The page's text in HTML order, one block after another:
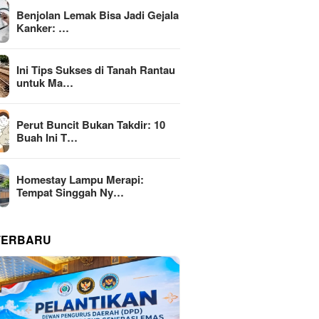
Benjolan Lemak Bisa Jadi Gejala
Kanker: …
Ini Tips Sukses di Tanah Rantau
untuk Ma…
Perut Buncit Bukan Takdir: 10
Buah Ini T…
Homestay Lampu Merapi:
Tempat Singgah Ny…